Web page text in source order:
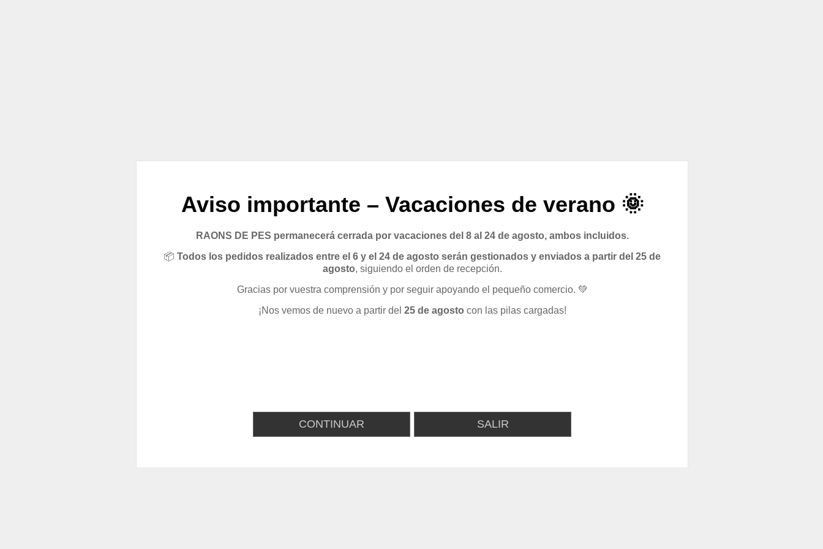
CONTINUAR SALIR
Aviso importante – Vacaciones de verano 🌞
RAONS DE PES permanecerá cerrada por vacaciones del 8 al 24 de agosto, ambos incluidos.
📦 Todos los pedidos realizados entre el 6 y el 24 de agosto serán gestionados y enviados a partir del 25 de
agosto, siguiendo el orden de recepción.
Gracias por vuestra comprensión y por seguir apoyando el pequeño comercio. 💚
¡Nos vemos de nuevo a partir del 25 de agosto con las pilas cargadas!